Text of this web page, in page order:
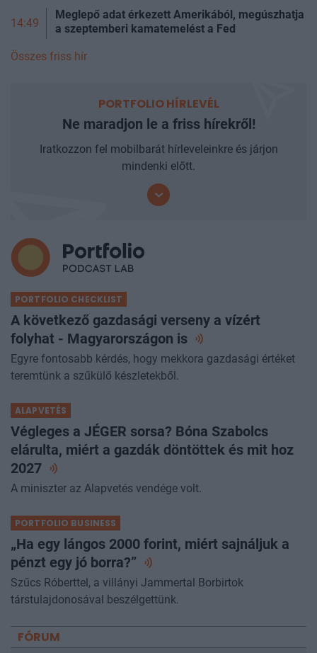
14:49
Meglepő adat érkezett Amerikából, megúszhatja
a szeptemberi kamatemelést a Fed
Összes friss hír
PORTFOLIO HÍRLEVÉL
Ne maradjon le a friss hírekről!
Iratkozzon fel mobilbarát hírleveleinkre és járjon
mindenki előtt.
PORTFOLIO CHECKLIST
A következő gazdasági verseny a vízért
folyhat - Magyarországon is
Egyre fontosabb kérdés, hogy mekkora gazdasági értéket
teremtünk a szűkülő készletekből.
ALAPVETÉS
Végleges a JÉGER sorsa? Bóna Szabolcs
elárulta, miért a gazdák döntöttek és mit hoz
2027
A miniszter az Alapvetés vendége volt.
PORTFOLIO BUSINESS
„Ha egy lángos 2000 forint, miért sajnáljuk a
pénzt egy jó borra?”
Szűcs Róberttel, a villányi Jammertal Borbirtok
társtulajdonosával beszélgettünk.
FÓRUM